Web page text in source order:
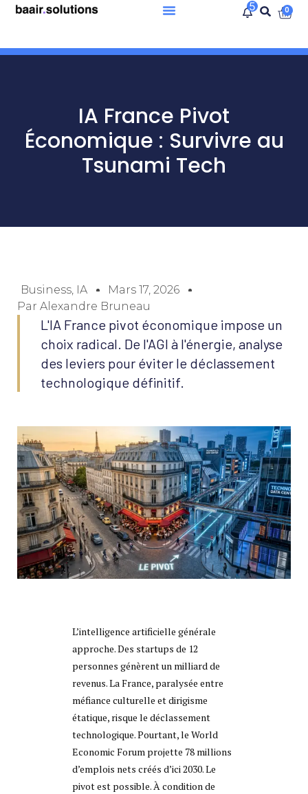
5 0
IA France Pivot
Économique : Survivre au
Tsunami Tech
Business, IA
Mars 17, 2026
Par Alexandre Bruneau
L'IA France pivot économique impose un
choix radical. De l'AGI à l'énergie, analyse
des leviers pour éviter le déclassement
technologique définitif.
L’intelligence artificielle générale
approche. Des startups de 12
personnes génèrent un milliard de
revenus. La France, paralysée entre
méfiance culturelle et dirigisme
étatique, risque le déclassement
technologique. Pourtant, le World
Economic Forum projette 78 millions
d’emplois nets créés d’ici 2030. Le
pivot est possible. À condition de